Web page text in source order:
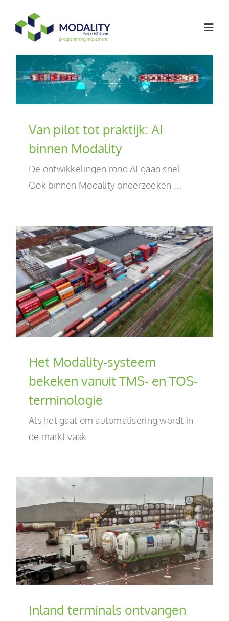
naar
inhoud
Softwareoplossingen
Werken bij
Artikelen
Over ons
NL
Van pilot tot praktijk: AI
binnen Modality
De ontwikkelingen rond AI gaan snel.
Ook binnen Modality onderzoeken ...
Het Modality-systeem
bekeken vanuit TMS- en TOS-
terminologie
Als het gaat om automatisering wordt in
de markt vaak ...
Inland terminals ontvangen